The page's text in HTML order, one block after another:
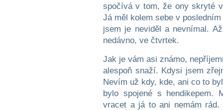
spočívá v tom, že ony skryté
Já měl kolem sebe v
jsem je neviděl a nevnímal.
nedávno, ve čtvrtek.
Jak je vám asi známo,
alespoň snaží. Kdysi jsem
Nevím už kdy, kde, ani co to
bylo spojené s hendikepem.
vracet a já to ani nemám